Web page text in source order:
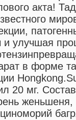
акта!
улучшая
в форме
20 мг.